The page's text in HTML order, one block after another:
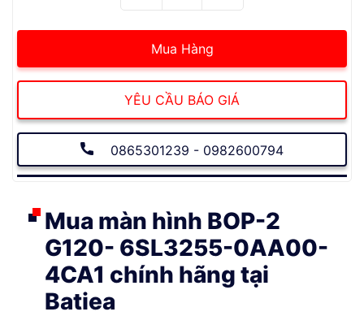
Mua Hàng
YÊU CẦU BÁO GIÁ
0865301239 - 0982600794
Mua màn hình BOP-2
G120- 6SL3255-0AA00-
4CA1 chính hãng tại
Batiea